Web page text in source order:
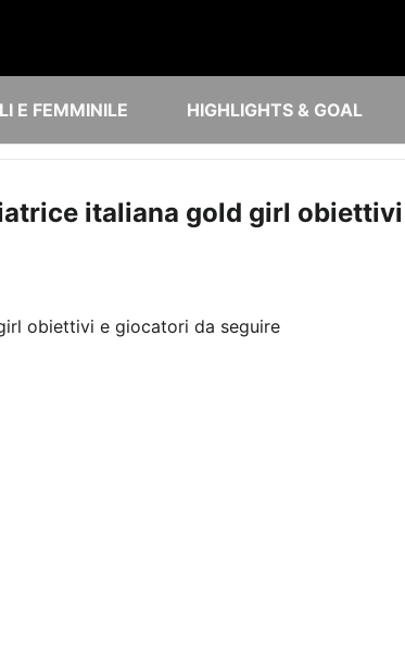
E FEMMINILE HIGHLIGHTS & GOAL
italiana gold girl